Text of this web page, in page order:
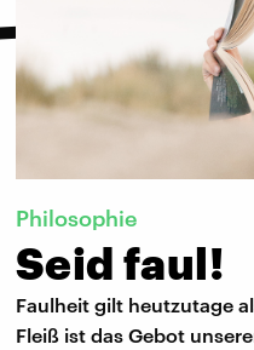
Philosophie
Seid faul!
Faulheit gilt heutzutage
Fleiß ist das Gebot